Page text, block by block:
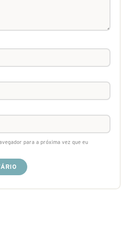
para a próxima vez que eu